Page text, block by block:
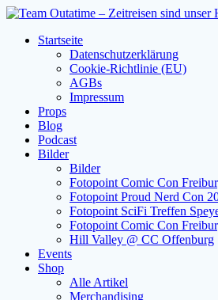
Zum
springenStartseite
Datenschutzerklärung
Cookie-Richtlinie (EU)
AGBs
Impressum
Props
Blog
Podcast
Bilder
Bilder
Fotopoint Comic Con
Fotopoint Proud Nerd Con
Fotopoint SciFi Treffen
Fotopoint Comic Con
Hill Valley @ CC Offenburg
Events
Shop
Alle Artikel
Merchandising